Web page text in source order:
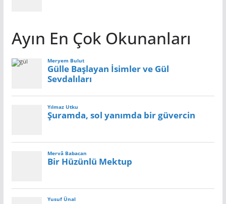
Ayın En Çok Okunanları